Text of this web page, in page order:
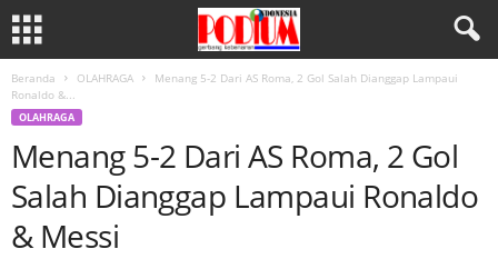
Beranda OLAHRAGA
Menang 5-2 Dari AS Roma, 2 Gol Salah Dianggap Lampaui
Ronaldo &...
OLAHRAGA
Menang 5-2 Dari AS Roma, 2 Gol
Salah Dianggap Lampaui Ronaldo
& Messi